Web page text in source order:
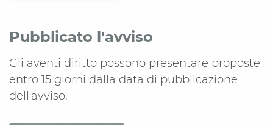
Pubblicato l'avviso
Gli aventi diritto possono presentare proposte
entro 15 giorni dalla data di pubblicazione
dell'avviso.